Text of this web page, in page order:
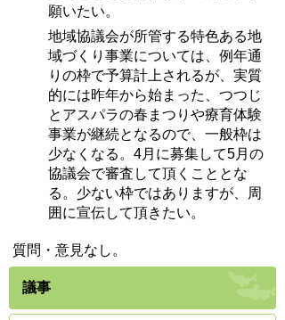
願いたい。
地域協議会が所管する特色ある地
域づくり事業については、例年通
りの枠で予算計上されるが、実質
的には昨年から始まった、つつじ
とアスパラの春まつりや療育体験
事業が継続となるので、一般枠は
少なくなる。4月に募集して5月の
協議会で審査して頂くこととな
る。少ない枠ではありますが、周
囲に宣伝して頂きたい。
質問・意見なし。
議事